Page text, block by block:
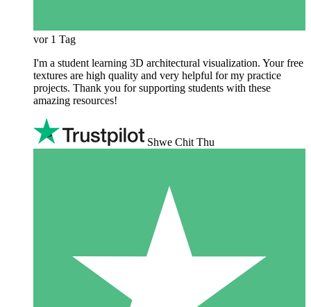
vor 1 Tag
I'm a student learning 3D architectural visualization. Your free
textures are high quality and very helpful for my practice
projects. Thank you for supporting students with these
amazing resources!
Shwe Chit Thu